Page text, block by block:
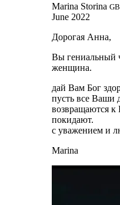
Marina Storina
June 2022
Дорогая Анна,
Вы гениальный
женщина.
дай Вам Бог
пусть все Ваши
возвращаются к
покидают.
с уважением и
Marina